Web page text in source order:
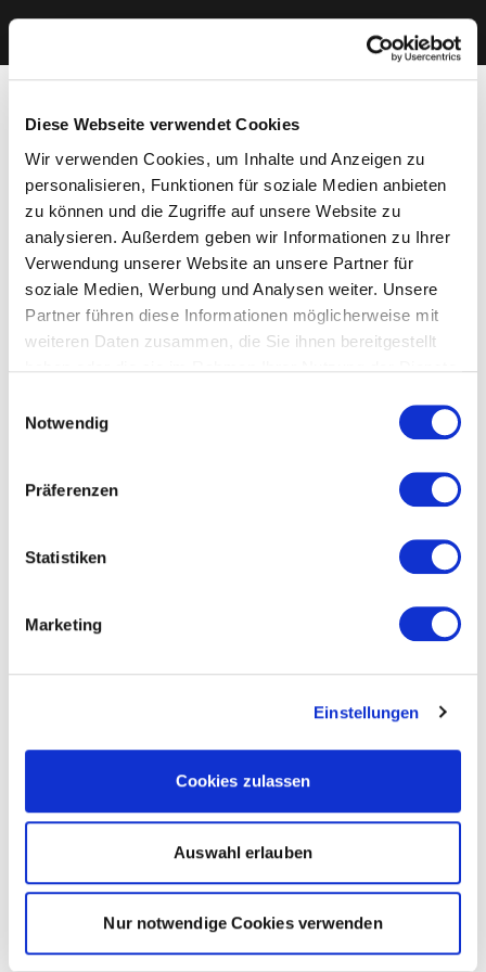
Diese Webseite verwendet Cookies
Wir verwenden Cookies, um Inhalte und Anzeigen zu
personalisieren, Funktionen für soziale Medien anbieten
zu können und die Zugriffe auf unsere Website zu
analysieren. Außerdem geben wir Informationen zu Ihrer
Verwendung unserer Website an unsere Partner für
soziale Medien, Werbung und Analysen weiter. Unsere
Partner führen diese Informationen möglicherweise mit
weiteren Daten zusammen, die Sie ihnen bereitgestellt
Cookies, wenn Sie unsere Webseite weiterhin nutzen.
Notwendig
Präferenzen
Statistiken
Marketing
Einstellungen
Cookies zulassen
Auswahl erlauben
Nur notwendige Cookies verwenden